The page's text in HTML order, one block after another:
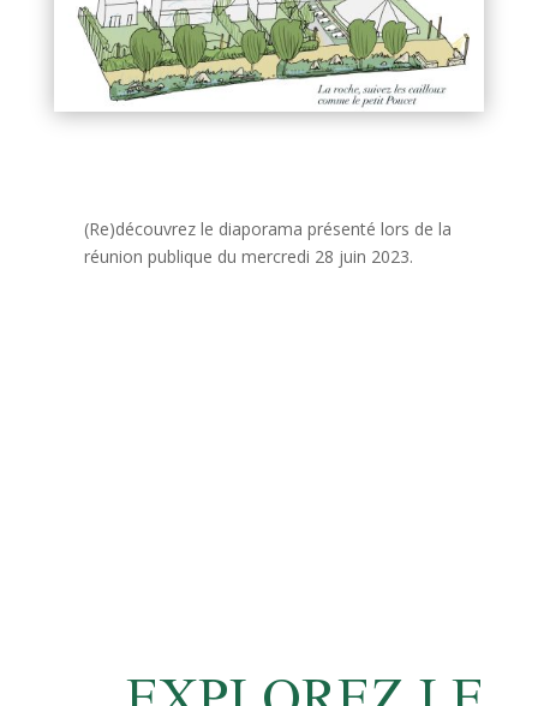
(Re)découvrez le diaporama présenté lors de la
réunion publique du mercredi 28 juin 2023.